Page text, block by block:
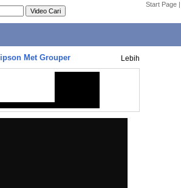
Start Page |
Met Grouper Lebih